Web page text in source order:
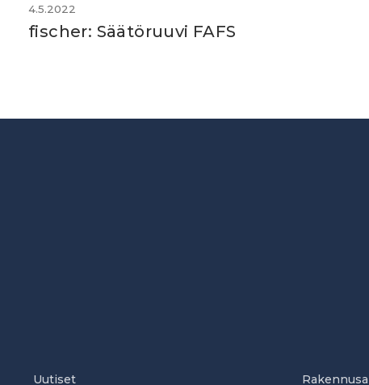
4.5.2022
fischer: Säätöruuvi FAFS
Uutiset